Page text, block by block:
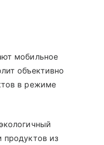
мобильное
объективно
в режиме
экологичный
продуктов из